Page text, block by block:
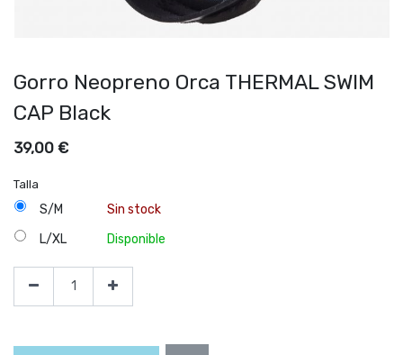
Gorro Neopreno Orca THERMAL SWIM
CAP Black
39,00 €
Talla
S/M
Sin stock
L/XL
Disponible